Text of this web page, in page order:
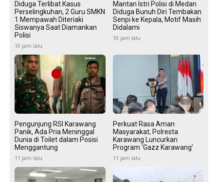
Diduga Terlibat Kasus
Perselingkuhan, 2 Guru SMKN
1 Mempawah Diteriaki
Siswanya Saat Diamankan
Polisi
10 jam lalu
Mantan Istri Polisi di Medan
Diduga Bunuh Diri Tembakan
Senpi ke Kepala, Motif Masih
Didalami
10 jam lalu
Pengunjung RSI Karawang
Panik, Ada Pria Meninggal
Dunia di Toilet dalam Posisi
Menggantung
11 jam lalu
Perkuat Rasa Aman
Masyarakat, Polresta
Karawang Luncurkan
Program ‘Gazz Karawang’
11 jam lalu